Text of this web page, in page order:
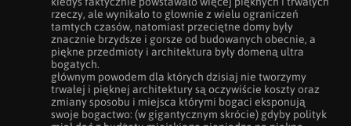
rzeczy, ale wynikało to głownie z wielu ograniczeń
tamtych czasów, natomiast przeciętne domy były
znacznie brzydsze i gorsze od budowanych obecnie, a
piękne przedmioty i architektura były domeną ultra
bogatych.
głównym powodem dla których dzisiaj nie tworzymy
trwałej i pięknej architektury są oczywiście koszty oraz
zmiany sposobu i miejsca którymi bogaci eksponują
swoje bogactwo: (w gigantycznym skrócie) gdyby polityk